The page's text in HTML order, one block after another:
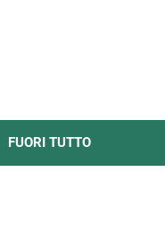
FUORI TUTTO